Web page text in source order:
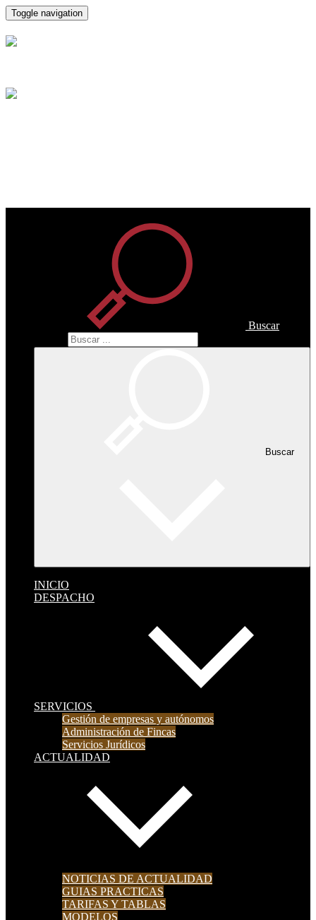
Toggle navigation
Buscar
Buscar
INICIO
DESPACHO
SERVICIOS
Gestión de empresas y autónomos
Administración de Fincas
Servicios Jurídicos
ACTUALIDAD
NOTICIAS DE ACTUALIDAD
GUIAS PRACTICAS
TARIFAS Y TABLAS
MODELOS